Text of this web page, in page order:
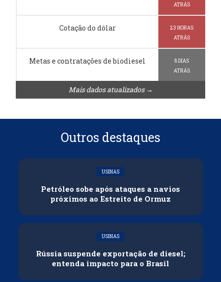
ATRÁS
Cotação do dólar
23 HORAS
ATRÁS
Metas e contratações de biodiesel
8 DIAS
ATRÁS
Mais dados atualizados →
Outros destaques
USINAS
Petróleo sobe após ataques a navios
próximos ao Estreito de Ormuz
USINAS
Rússia suspende exportação de diesel;
entenda impacto para o Brasil